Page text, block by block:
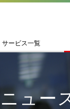
サービス一覧
ニュー